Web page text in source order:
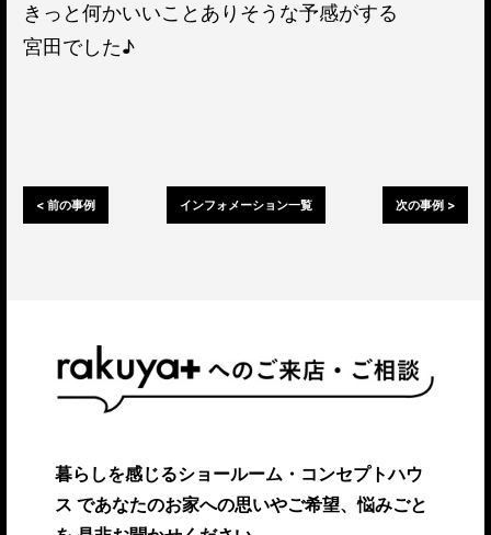
きっと何かいいことありそうな予感がする
宮田でした♪
< 前の事例 インフォメーション一覧 次の事例 >
暮らしを感じるショールーム・コンセプトハウ
ス であなたのお家への思いやご希望、悩みごと